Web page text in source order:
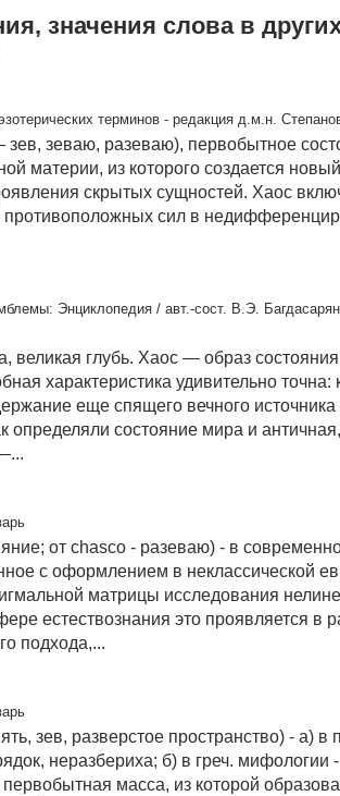
значения слова в
терминов - редакция д.м.н.
зев, зеваю, разеваю), первобытное
материи, из которого создается
скрытых сущностей. Xаос
сил в
Энциклопедия / авт.-сост. В.Э.
глубь. Хаос — образ
характеристика удивительно
еще спящего вечного
определяли состояние мира и
от chasco - разеваю) - в
с оформлением в неклассической
матрицы исследования
естествознания это проявляется в
подхода,...
зев, разверстое пространство) - а) в
неразбериха; б) в греч. мифологии -
масса, из которой